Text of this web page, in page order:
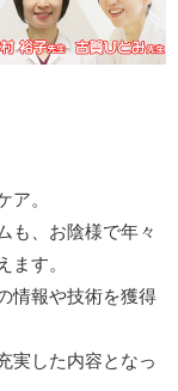
。
も、お陰様で年々
す。
情報や技術を獲得
実した内容となっ